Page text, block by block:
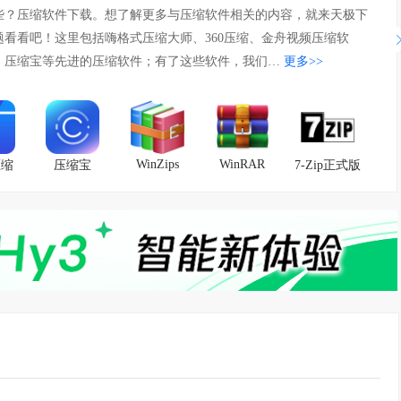
？压缩软件下载。想了解更多与压缩软件相关的内容，就来天极下
看看吧！这里包括嗨格式压缩大师、360压缩、金舟视频压缩软
压缩宝等先进的压缩软件；有了这些软件，我们… 更多>>
压缩宝 WinZips WinRAR 7-Zip正式版